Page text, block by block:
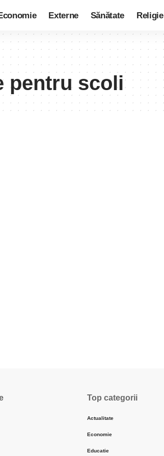
Externe Sănătate Religie
pentru scoli
Top categorii
Actualitate
Economie
Educatie